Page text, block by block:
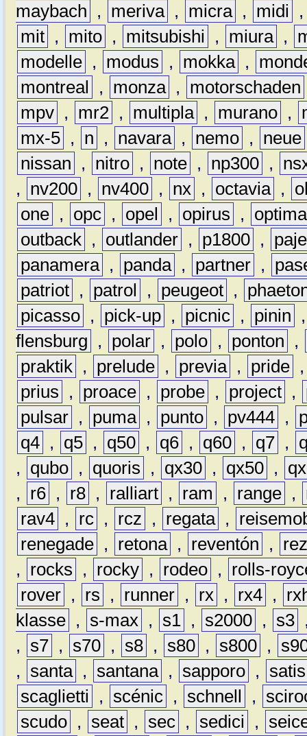
maybach
, meriva , micra , midi
mit , mito , mitsubishi , miura ,
modelle , modus , mokka ,
montreal
, monza , motorschaden
mpv , mr2 , multipla , murano ,
mx-5 , n , navara , nemo , neue
nissan
, nitro , note , np300 ,
,
nv200 , nv400 , nx , octavia ,
one , opc , opel , opirus ,
optima
outback , outlander , p1800 ,
panamera , panda , partner ,
patriot , patrol , peugeot ,
picasso , pick-up , picnic , pinin
flensburg
, polar , polo , ponton
,
praktik , prelude , previa , pride
prius
, proace , probe , project ,
pulsar , puma , punto , pv444 ,
q4 , q5 , q50 , q6 , q60 , q7 ,
,
qubo , quoris , qx30 , qx50 ,
,
r6 , r8 , ralliart , ram , range ,
rav4 , rc , rcz , regata ,
renegade , retona , reventón ,
,
rocks , rocky , rodeo ,
rolls-
rover , rs , runner , rx , rx4 ,
klasse , s-max , s1 , s2000 , s3
,
s7 , s70 , s8 , s80 , s800 ,
,
santa , santana , sapporo ,
satis
scaglietti
, scénic , schnell ,
scudo , seat , sec , sedici ,